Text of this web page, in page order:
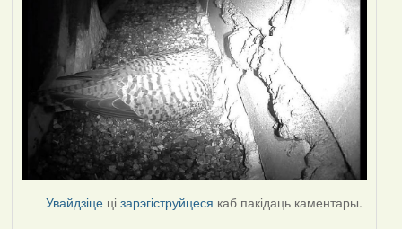
Увайдзіце цізарэгіструйцеся каб пакідаць каментары.